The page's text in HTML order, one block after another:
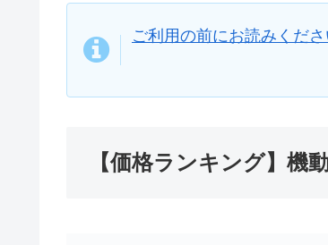
ご利用の前にお読みくださ
【価格ランキング】機